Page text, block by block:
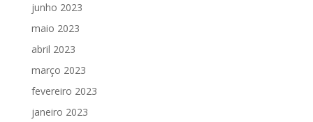
junho 2023
maio 2023
abril 2023
março 2023
fevereiro 2023
janeiro 2023